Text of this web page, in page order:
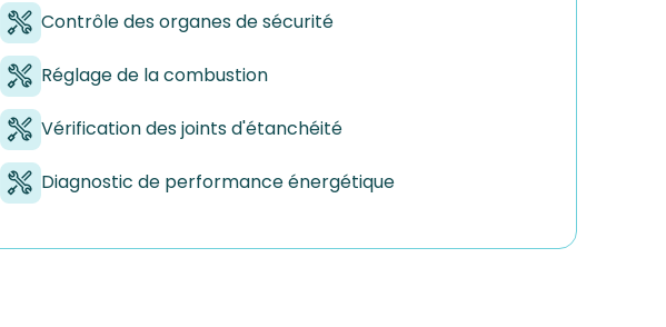
Contrôle des organes de sécurité
Réglage de la combustion
Vérification des joints d'étanchéité
Diagnostic de performance énergétique